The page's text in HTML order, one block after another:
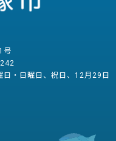
号
・日曜日、祝日、12月29日